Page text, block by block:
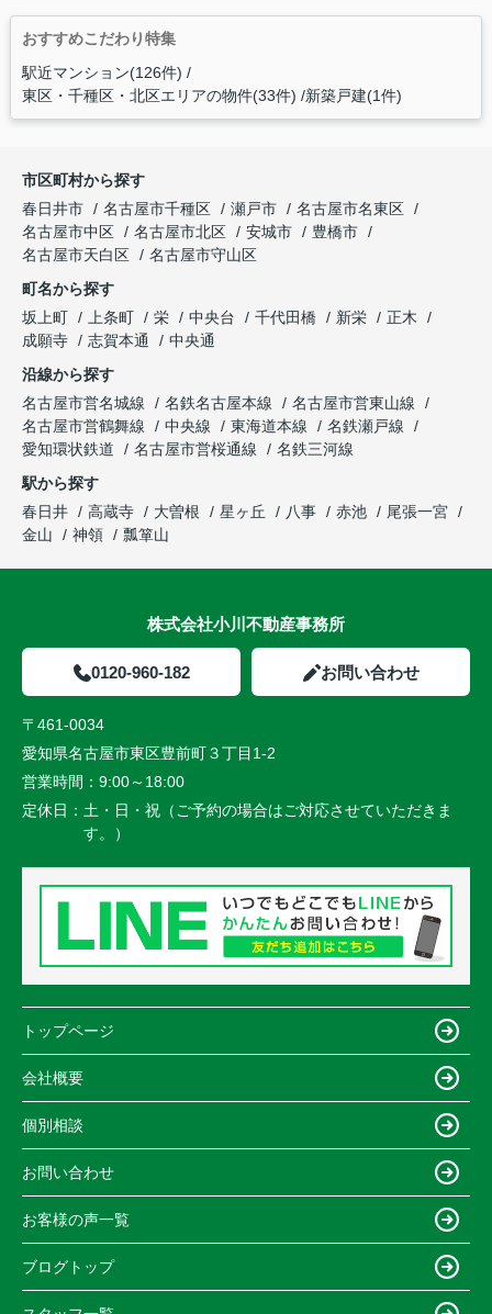
おすすめこだわり特集
駅近マンション(126件)
東区・千種区・北区エリアの物件(33件) 新築戸建(1件)
市区町村から探す
春日井市
名古屋市千種区 瀬戸市
名古屋市名東区
名古屋市中区
名古屋市北区 安城市
豊橋市
名古屋市天白区
名古屋市守山区
町名から探す
坂上町
上条町 栄 中央台 千代田橋 新栄
正木
成願寺
志賀本通
中央通
沿線から探す
名古屋市営名城線
名鉄名古屋本線
名古屋市営東山線
名古屋市営鶴舞線
中央線 東海道本線
名鉄瀬戸線
愛知環状鉄道
名古屋市営桜通線
名鉄三河線
駅から探す
春日井
高蔵寺 大曽根 星ヶ丘 八事 赤池
尾張一宮
金山
神領 瓢箪山
株式会社小川不動産事務所
0120-960-182 お問い合わせ
〒461-0034
愛知県名古屋市東区豊前町３丁目1-2
営業時間： 9:00～18:00
定休日： 土・日・祝（ご予約の場合はご対応させていただきま
す。）
トップページ
会社概要
個別相談
お問い合わせ
お客様の声一覧
ブログトップ